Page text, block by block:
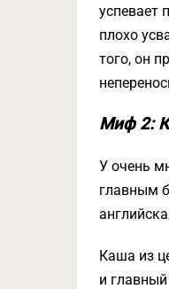
успевает
плохо
того, он
Миф 2:
У очень
главным
Каша из
и